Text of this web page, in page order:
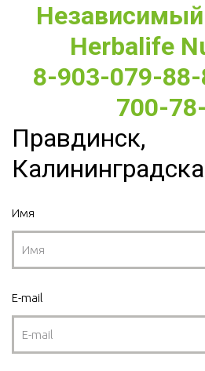
Herbalife
8-903-079-
700-
Правдинск,
Имя
E-mail